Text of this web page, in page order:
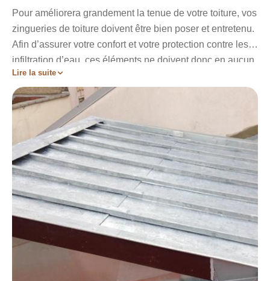
Pour améliorera grandement la tenue de votre toiture, vos
zingueries de toiture doivent être bien poser et entretenu.
Afin d’assurer votre confort et votre protection contre les
infiltration d’eau, ces éléments ne doivent donc en aucun
cas être négligé. En effet, ils participent activement à
l’étanchéité de votre couverture et garanti ainsi une
protection efficace contre les infiltration d’eau. Artisan
Stadelmann est à votre service pour la conception de vos
zingueries. Nous couvreurs professionnels vous
garantiront une pose parfaite de vos zingueries afin que
votre protection contre les intempéries soit assurée à la
perfection.
Lire la suite